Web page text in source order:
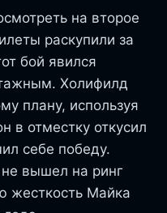
на второе
раскупили за
бой явился
Холифилд
плану, используя
в отместку откусил
себе победу.
вышел на ринг
жесткость Майка